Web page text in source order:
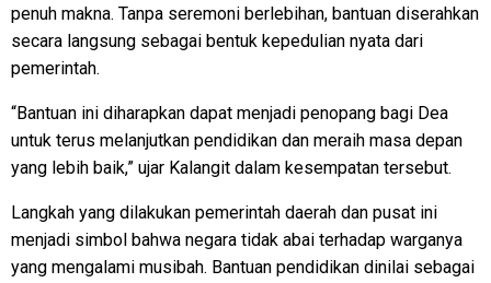
penuh makna. Tanpa seremoni berlebihan, bantuan diserahkan
secara langsung sebagai bentuk kepedulian nyata dari
pemerintah.
“Bantuan ini diharapkan dapat menjadi penopang bagi Dea
untuk terus melanjutkan pendidikan dan meraih masa depan
yang lebih baik,” ujar Kalangit dalam kesempatan tersebut.
Langkah yang dilakukan pemerintah daerah dan pusat ini
menjadi simbol bahwa negara tidak abai terhadap warganya
yang mengalami musibah. Bantuan pendidikan dinilai sebagai